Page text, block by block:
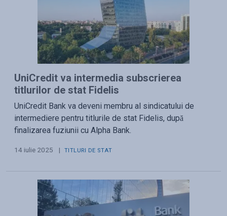
UniCredit va intermedia subscrierea
titlurilor de stat Fidelis
UniCredit Bank va deveni membru al sindicatului de
intermediere pentru titlurile de stat Fidelis, după
finalizarea fuziunii cu Alpha Bank.
14 iulie 2025 | TITLURI DE STAT